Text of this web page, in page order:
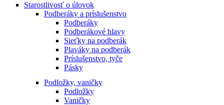
Starostlivosť o úlovok
Podberáky a príslušenstvo
Podberáky
Podberákové hlavy
Sieťky na podberák
Plaváky na podberák
Príslušenstvo, tyče
Pásky
Podložky, vaničky
Podložky
Vaničky